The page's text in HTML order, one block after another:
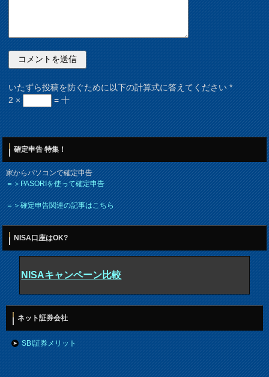
いたずら投稿を防ぐために以下の計算式に答えてください*
2 ×
= 十
確定申告 特集！
家からパソコンで確定申告
＝＞PASORIを使って確定申告
＝＞確定申告関連の記事はこちら
NISA口座はOK?
NISAキャンペーン比較
ネット証券会社
SBI証券メリット